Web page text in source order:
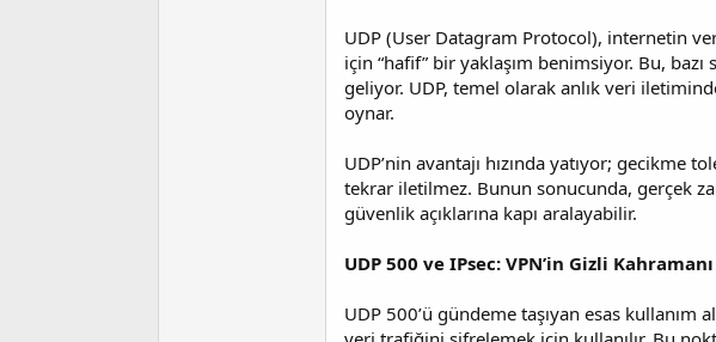
UDP (User Datagram Protocol), internetin
için “hafif” bir yaklaşım benimsiyor. Bu,
geliyor. UDP, temel olarak anlık veri
oynar.
UDP’nin avantajı hızında yatıyor; gecikme
tekrar iletilmez. Bunun sonucunda, gerçek
güvenlik açıklarına kapı aralayabilir.
UDP 500 ve IPsec: VPN’in Gizli Kahramanı
UDP 500’ü gündeme taşıyan esas